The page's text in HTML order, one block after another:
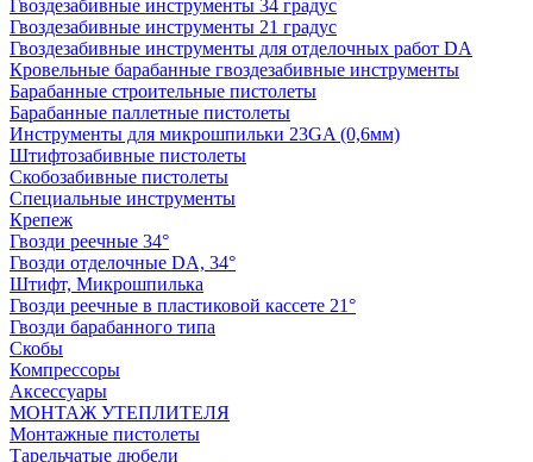
Гвоздезабивные инструменты 34 градус
Гвоздезабивные инструменты 21 градус
Гвоздезабивные инструменты для отделочных работ DA
Кровельные барабанные гвоздезабивные инструменты
Барабанные строительные пистолеты
Барабанные паллетные пистолеты
Инструменты для микрошпильки 23GA (0,6мм)
Штифтозабивные пистолеты
Скобозабивные пистолеты
Специальные инструменты
Крепеж
Гвозди реечные 34°
Гвозди отделочные DA, 34°
Штифт, Микрошпилька
Гвозди реечные в пластиковой кассете 21°
Гвозди барабанного типа
Скобы
Компрессоры
Аксессуары
МОНТАЖ УТЕПЛИТЕЛЯ
Монтажные пистолеты
Тарельчатые дюбели